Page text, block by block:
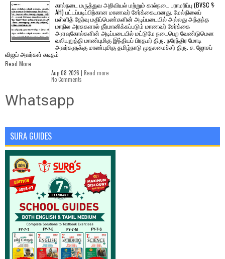
கால்நடை மருத்துவ அறிவியல் மற்றும் கால்நடை பராமரிப்பு (BVSC &
AH) பட்டப்படிப்பிற்கான மாணவர் சேர்க்கையானது. மேல்நிலைப்
பள்ளித் தேர்வு மதிப்பெண்களின் அடிப்படையில் அல்லது அந்தந்த
மாநில அரசுகளால் தீர்மானிக்கப்படும் மாணவர் சேர்க்கை
அளவுகோல்களின் அடிப்படையில் மட்டுமே நடைபெற வேண்டுமென
வலியுறுத்தி மாண்புமிகு இந்தியப் பிரதமர் திரு. நரேந்திர மோடி
அவர்களுக்கு மாண்புமிகு தமிழ்நாடு முதலமைச்சர் திரு. ச. ஜோசப்
விஜய் அவர்கள் கடிதம்
Read More
Aug 08 2026 | Read more
No Comments
Whatsapp
SURA GUIDES